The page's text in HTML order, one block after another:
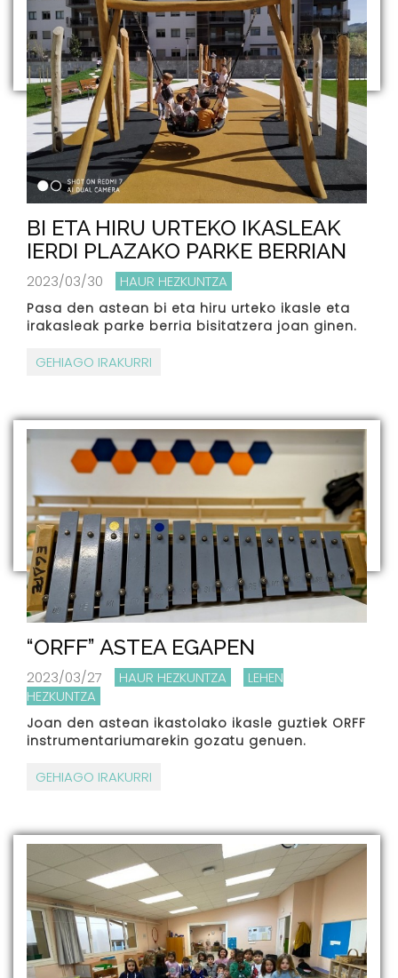
BI ETA HIRU URTEKO IKASLEAK
IERDI PLAZAKO PARKE BERRIAN
2023/03/30 HAUR HEZKUNTZA
Pasa den astean bi eta hiru urteko ikasle eta
irakasleak parke berria bisitatzera joan ginen.
GEHIAGO IRAKURRI
“ORFF” ASTEA EGAPEN
2023/03/27 HAUR HEZKUNTZA
LEHEN
HEZKUNTZA
Joan den astean ikastolako ikasle guztiek ORFF
instrumentariumarekin gozatu genuen.
GEHIAGO IRAKURRI